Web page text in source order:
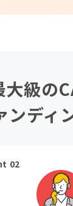
大級の
ンディ
02